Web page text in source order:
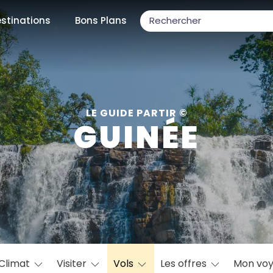
Bons Plans
LE GUIDE PARTIR ©
GUINÉE
Visiter Vols Les offres Mon
populaires
mois
Février Mars Avril Mai Juin Juillet Août
Novembre Décembre